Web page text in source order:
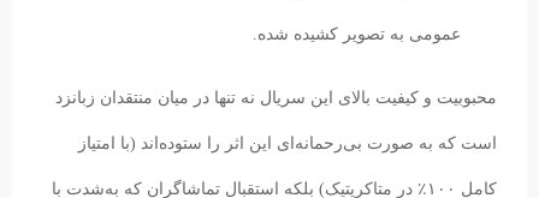
عمومی به تصویر کشیده شده.
محبوبیت و کیفیت بالای این سریال نه تنها در میان منتقدان زبانزد
است که به صورت بی‌رحمانه‌ای این اثر را ستوده‌اند (با امتیاز
کامل ۱۰۰٪ در متاکریتیک) بلکه استقبال تماشاگران که به‌شدت با